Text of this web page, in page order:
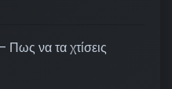
να τα χτίσεις